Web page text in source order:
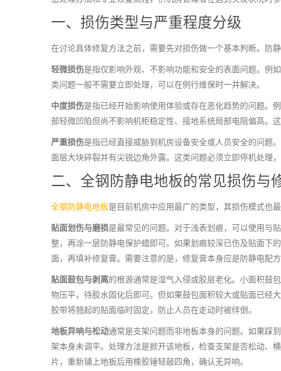
一、损伤类型与严重程度分级
在讨论具体修复方法之前，需要先对损伤做一个基本判断。防
轻微损伤是指仅影响外观、不影响功能和安全的表面问题。例
类问题一般不需要立即处理，可以在例行维保时一并解决。
中度损伤是指已经开始影响使用体验或存在恶化趋势的问题。
部轻微凹陷但尚不影响机柜稳定性、接地系统局部电阻偏高。
严重损伤是指已经直接威胁到机房设备安全或人员安全的问题
面层大块碎裂并有尖锐边角外露。这类问题必须立即停机处理，
二、 全钢防静电地板的常见损伤与
全钢防静电地板是目前机房中应用最广的类型，其损伤模式也最
贴面划伤与磨损是最常见的问题。对于浅表划痕，可以使用与
整，再涂一层防静电保护蜡即可。如果划痕较深已伤及贴面下
面，再填补修复膏。需要注意的是，修复膏本身应是防静电配
贴面鼓包与剥离的根源通常是湿气入侵或胶层老化。小面积鼓
物压平，待胶水固化后即可。但如果鼓包面积较大或贴面已经
胶带将翘起的贴面临时固定，防止人员在走动时被绊倒。
地板异响与松动通常是支架问题而非地板本身的问题。如果踩
架本身未调平。处理方法是掀开该地板，检查支架是否松动、
片，重新铺上地板后用橡胶锤轻敲四角，确认无异响。